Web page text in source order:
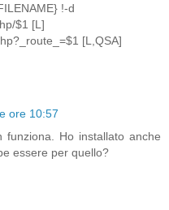
!-d
$1 [L]
[L,QSA]
ore 10:57
Ho installato anche
essere per quello?